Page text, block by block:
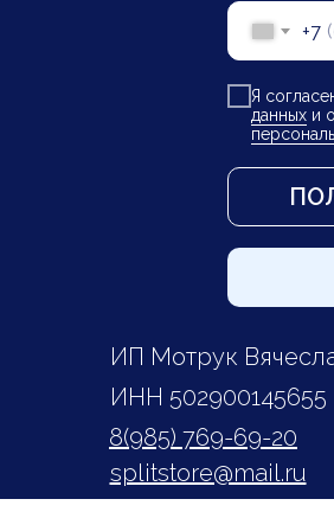
+7
Я
данных и
ИП Мотрук
ИНН 502900145655
8(985) 769-69-20
splitstore@mail.ru